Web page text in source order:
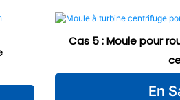
Cas 5 : Moule pour
En